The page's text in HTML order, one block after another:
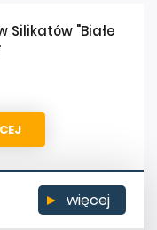
Silikatów "Białe
więcej